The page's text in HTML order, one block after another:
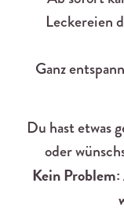
Leckereien
Ganz
Du hast etwas
oder
Kein